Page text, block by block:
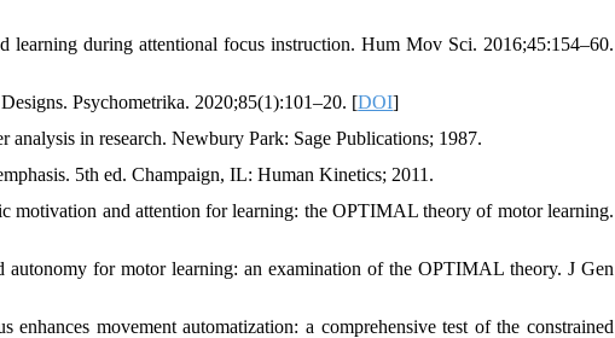
during attentional focus instruction. Hum Mov Sci. 2016;45:154–60.
Psychometrika. 2020;85(1):101–20. [DOI]
in research. Newbury Park: Sage Publications; 1987.
5th ed. Champaign, IL: Human Kinetics; 2011.
and attention for learning: the OPTIMAL theory of motor learning.
for motor learning: an examination of the OPTIMAL theory. J Gen
movement automatization: a comprehensive test of the constrained